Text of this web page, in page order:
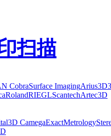
扫描
CobraSurface ImagingArius3D
RolandRIEGLScantechArtec3D
3D CamegaExactMetrology